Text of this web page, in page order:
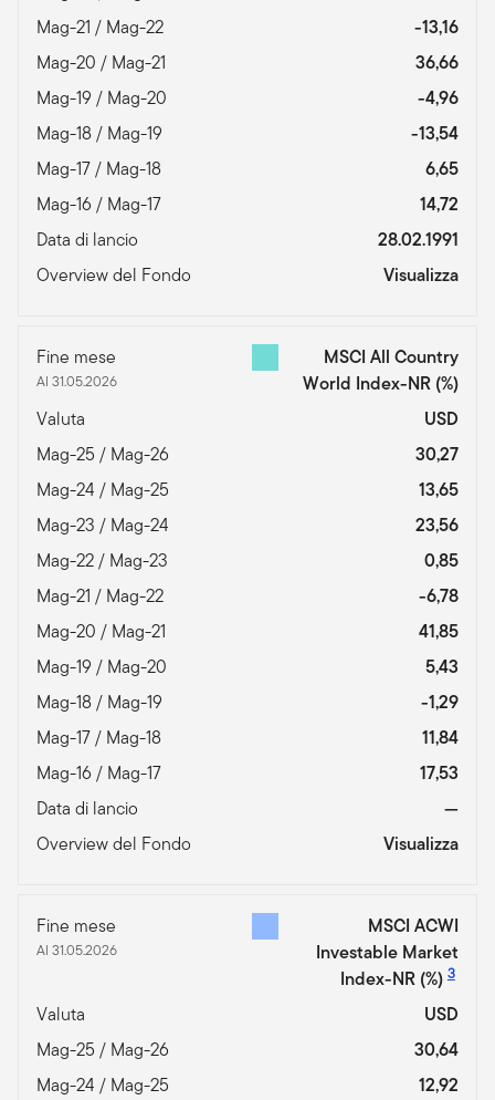
Mag-21 / Mag-22
-13,16
Mag-20 / Mag-21
36,66
Mag-19 / Mag-20
-4,96
Mag-18 / Mag-19
-13,54
Mag-17 / Mag-18
6,65
Mag-16 / Mag-17
14,72
Data di lancio
28.02.1991
Overview del Fondo
Visualizza
Fine mese
Al 31.05.2026
MSCI All Country
World Index-NR (%)
Valuta
USD
Mag-25 / Mag-26
30,27
Mag-24 / Mag-25
13,65
Mag-23 / Mag-24
23,56
Mag-22 / Mag-23
0,85
Mag-21 / Mag-22
-6,78
Mag-20 / Mag-21
41,85
Mag-19 / Mag-20
5,43
Mag-18 / Mag-19
-1,29
Mag-17 / Mag-18
11,84
Mag-16 / Mag-17
17,53
Data di lancio
—
Overview del Fondo
Visualizza
Fine mese
Al 31.05.2026
MSCI ACWI
Investable Market
Index-NR (%)3
Valuta
USD
Mag-25 / Mag-26
30,64
Mag-24 / Mag-25
12,92